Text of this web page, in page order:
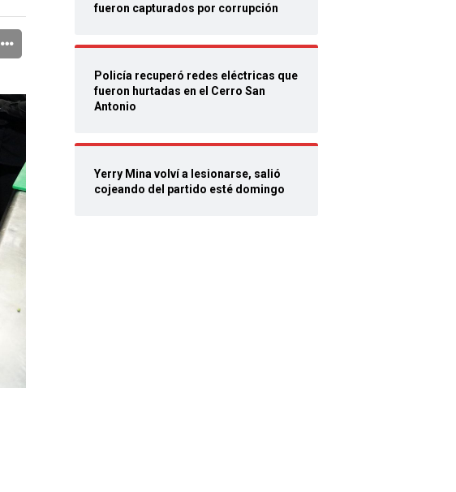
fueron capturados por corrupción
Policía recuperó redes eléctricas que
fueron hurtadas en el Cerro San
Antonio
Yerry Mina volví a lesionarse, salió
cojeando del partido esté domingo